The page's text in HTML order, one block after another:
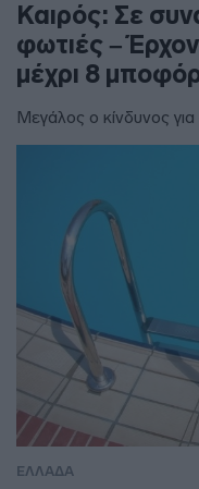
Καιρός: Σε
φωτιές –
μέχρι 8
Μεγάλος ο κίνδυνος
ΕΛΛΑΔΑ